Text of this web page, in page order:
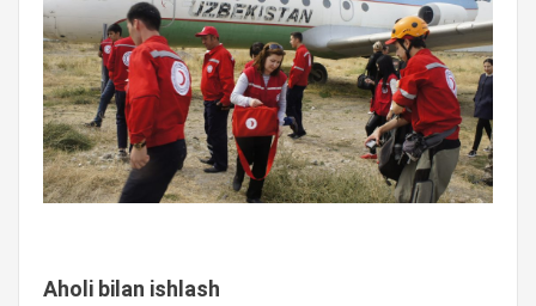
Aholi bilan ishlash